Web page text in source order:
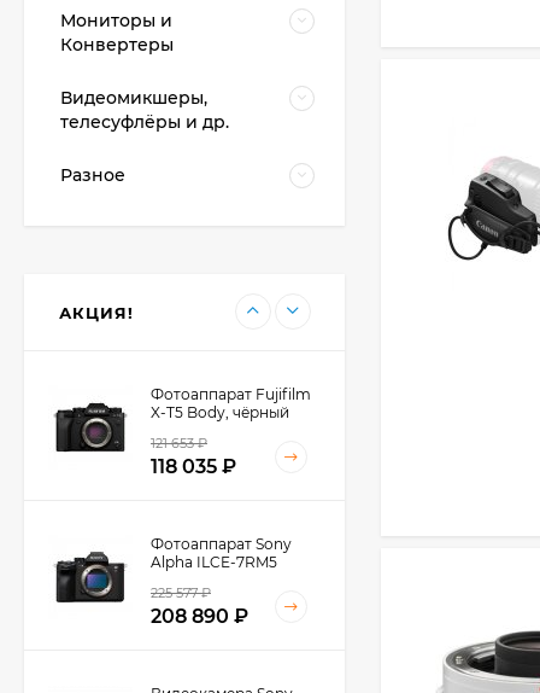
Мониторы и
Конвертеры
Видеомикшеры,
телесуфлёры и др.
Разное
АКЦИЯ!
Фотоаппарат Canon
PowerShot G7X Mark
III, серебристый
Фотоаппарат Fujifilm
X-T5 Body, чёрный
121 653
118 035
Фотоаппарат Sony
Alpha ILCE-7RM5
225 577
208 890